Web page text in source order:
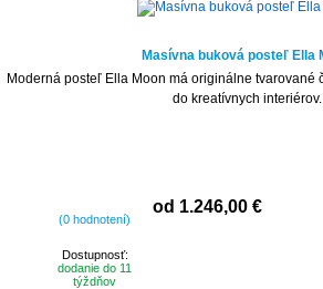
Masívna buková posteľ Ella
Moderná posteľ Ella Moon má originálne tvarované
do kreatívnych interiérov.
(0 hodnotení)
Dostupnosť:
dodanie do 11
týždňov
od 1.246,00 €